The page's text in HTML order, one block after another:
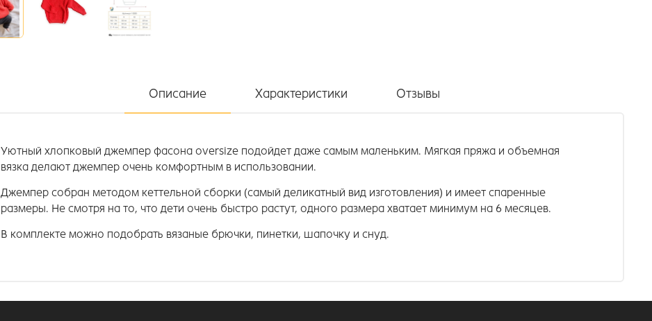
Описание Характеристики Отзывы
Уютный хлопковый джемпер фасона oversize подойдет даже самым маленьким. Мягкая пряжа и объемная
вязка делают джемпер очень комфортным в использовании.
Джемпер собран методом кеттельной сборки (самый деликатный вид изготовления) и имеет спаренные
размеры. Не смотря на то, что дети очень быстро растут, одного размера хватает минимум на 6 месяцев.
В комплекте можно подобрать вязаные брючки, пинетки, шапочку и снуд.